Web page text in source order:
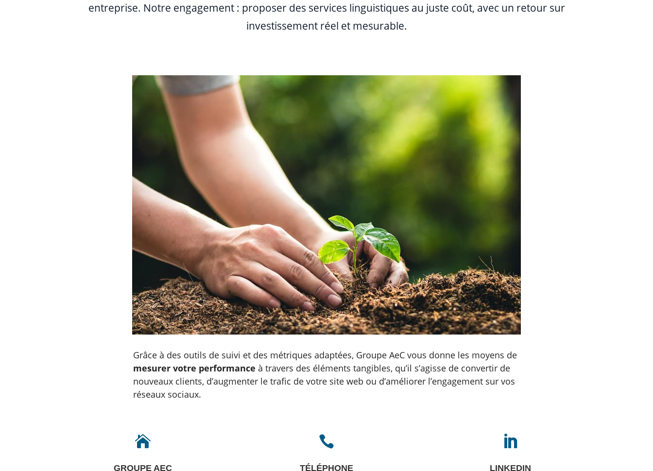
entreprise. Notre engagement : proposer des services linguistiques au juste coût, avec un retour sur
investissement réel et mesurable.
Grâce à des outils de suivi et des métriques adaptées, Groupe AeC vous donne les moyens de
mesurer votre performance à travers des éléments tangibles, qu’il s’agisse de convertir de
nouveaux clients, d’augmenter le trafic de votre site web ou d’améliorer l’engagement sur vos
réseaux sociaux.

GROUPE AEC

TÉLÉPHONE

LINKEDIN